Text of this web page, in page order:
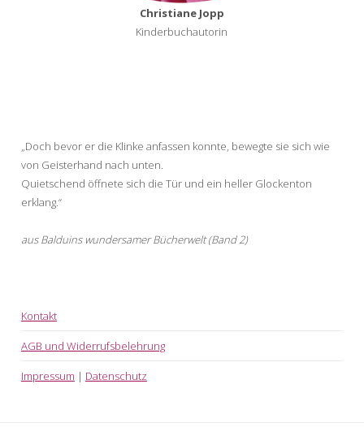
Christiane Jopp
Kinderbuchautorin
„Doch bevor er die Klinke anfassen konnte, bewegte sie sich wie
von Geisterhand nach unten.
Quietschend öffnete sich die Tür und ein heller Glockenton
erklang.“
aus Balduins wundersamer Bücherwelt (Band 2)
Kontakt
AGB und Widerrufsbelehrung
Impressum | Datenschutz